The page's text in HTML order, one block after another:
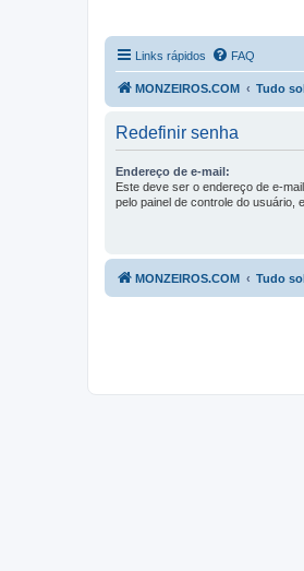
Links rápidos FAQ
MONZEIROS.COM Tudo
Redefinir senha
Endereço de e-mail:
Este deve ser o endereço de e-
pelo painel de controle do usuário,
MONZEIROS.COM Tudo